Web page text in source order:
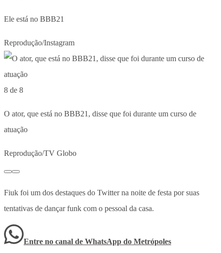
Ele está no BBB21
Reprodução/Instagram
8 de 8
O ator, que está no BBB21, disse que foi durante um curso de
atuação
Reprodução/TV Globo
Fiuk foi um dos destaques do Twitter na noite de festa por suas
tentativas de dançar funk com o pessoal da casa.
Entre no canal de WhatsApp do Metrópoles